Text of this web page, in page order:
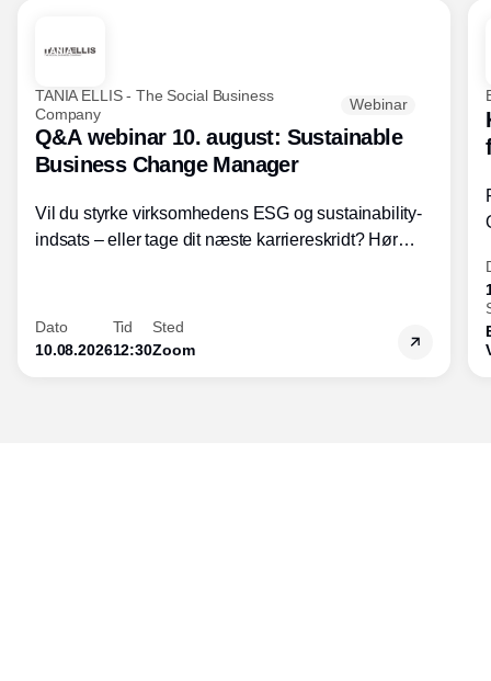
TANIA ELLIS - The Social Business
Company
Webinar
Q&A webinar 10. august: Sustainable
Business Change Manager
Vil du styrke virksomhedens ESG og sustainability-
indsats – eller tage dit næste karriereskridt? Hør
inden for bæredygtig forretningsudvikling - så du
skaber værdi for både samfund og bundlinje.
Dato
10.08.2026
Tid
12:30
Sted
Zoom